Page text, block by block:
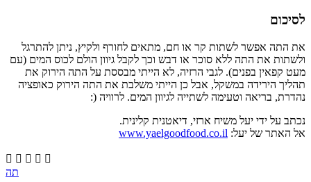
לסיכום
את התה אפשר לשתות קר או חם, מתאים לחורף ולקיץ, ניתן להתרגל
ולשתות את התה ללא סוכר או דבש וכך לקבל גיוון הולם לכוס המים (עם
מעט קפאין בפנים). לגבי הרזיה, לא הייתי מבססת על התה הירוק את
תהליך הירידה במשקל, אבל כן הייתי משלבת את התה הירוק כאופציה
נהדרת, בריאה וטעימה לשתייה לגיוון המים. לרוויה (:
נכתב על ידי יעל משיח ארזי, דיאטנית קלינית.
אל האתר של יעל: www.yaelgoodfood.co.il
    
תה